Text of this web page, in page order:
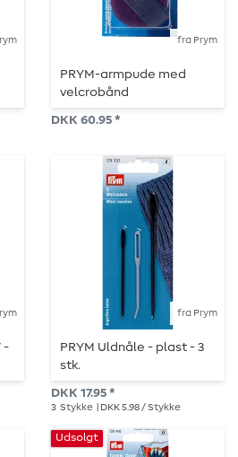
fra Prym
PRYM-armpude med
velcrobånd
DKK 60.95 *
-
fra Prym
PRYM Uldnåle - plast - 3
stk.
DKK 17.95 *
3 Stykke | DKK 5.98 / Stykke
Udsolgt